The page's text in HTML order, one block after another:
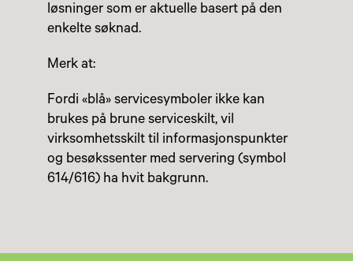
løsninger som er aktuelle basert på den
enkelte søknad.
Merk at:
Fordi «blå» servicesymboler ikke kan
brukes på brune serviceskilt, vil
virksomhetsskilt til informasjonspunkter
og besøkssenter med servering (symbol
614/616) ha hvit bakgrunn.